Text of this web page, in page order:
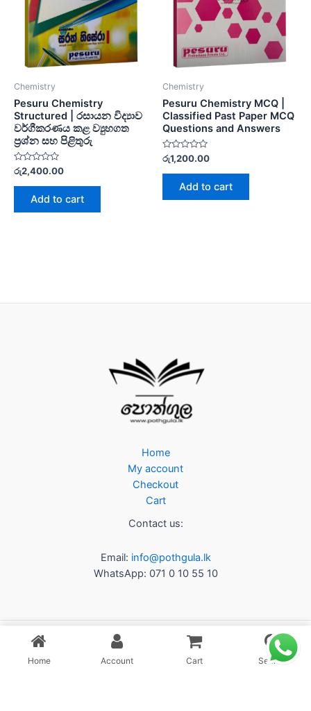
Chemistry
Pesuru Chemistry
Structured | රසායන විද්‍යාව
වර්ගීකරණය කළ ව්‍යුහගත
ප්‍රශ්න සහ පිළිතුරු
Rated
0
out
රු2,400.00
Add to cart
Chemistry
Pesuru Chemistry MCQ |
Classified Past Paper MCQ
Questions and Answers
Rated
0
out
රු1,200.00
Add to cart
Home
My account
Checkout
Cart
Contact us:
Email: info@pothgula.lk
WhatsApp: 071 0 10 55 10
Home Account Cart Search